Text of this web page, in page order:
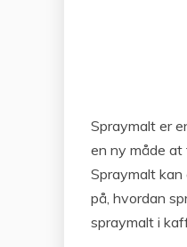
Spraymalt er
en ny måde at
Spraymalt
på, hvordan
spraymalt i